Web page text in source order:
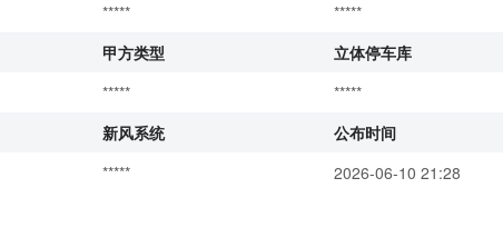
*****
*****
甲方类型
立体停车库
*****
*****
新风系统
公布时间
***** 2026-06-10 21:28